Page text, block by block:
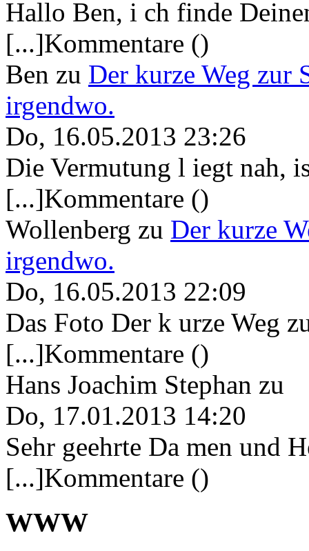
Hallo Ben, i ch finde
[...]Kommentare ()
Ben zu Der kurze Weg zur
irgendwo.
Do, 16.05.2013 23:26
Die Vermutung l iegt nah,
[...]Kommentare ()
Wollenberg zu Der kurze
irgendwo.
Do, 16.05.2013 22:09
Das Foto Der k urze Weg
[...]Kommentare ()
Hans Joachim Stephan zu
Do, 17.01.2013 14:20
Sehr geehrte Da men und
[...]Kommentare ()
WWW